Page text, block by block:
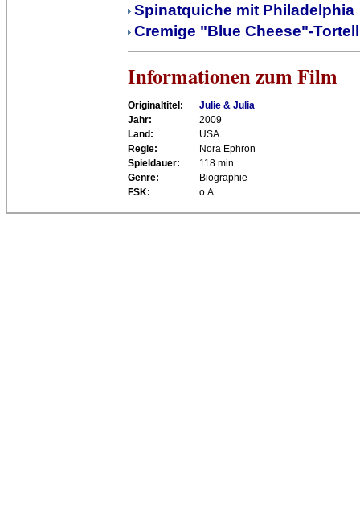
Spinatquiche mit Philadelphia
Cremige "Blue Cheese"-
Informationen zum Film
Originaltitel:
Julie & Julia
Jahr:
2009
Land:
USA
Regie:
Nora Ephron
Spieldauer:
118 min
Genre:
Biographie
FSK:
o.A.